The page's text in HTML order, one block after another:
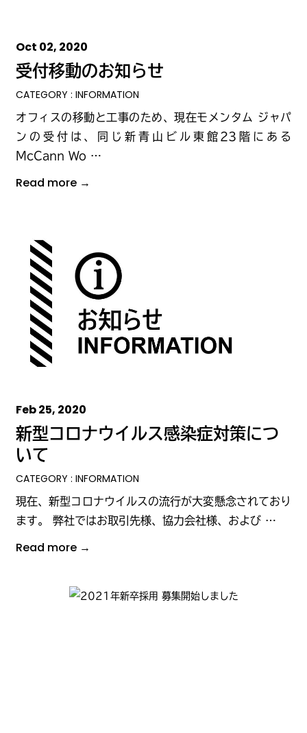
Oct 02, 2020
受付移動のお知らせ
CATEGORY : INFORMATION
オフィスの移動と工事のため、現在モメンタム ジャパ
ンの受付は、同じ新青山ビル東館23階にある
McCann Wo …
Read more →
Feb 25, 2020
新型コロナウイルス感染症対策につ
いて
CATEGORY : INFORMATION
現在、新型コロナウイルスの流行が大変懸念されており
ます。 弊社ではお取引先様、協力会社様、および …
Read more →